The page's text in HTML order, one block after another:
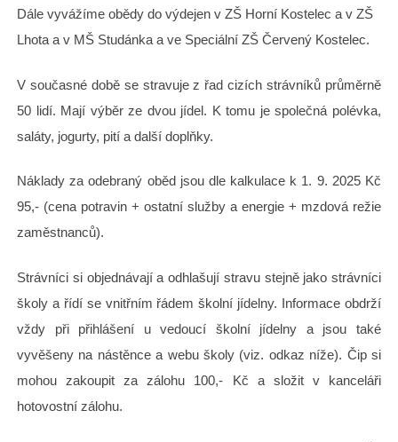
Dále vyvážíme obědy do výdejen v ZŠ Horní Kostelec a v ZŠ
Lhota a v MŠ Studánka a ve Speciální ZŠ Červený Kostelec.
V současné době se stravuje z řad cizích strávníků průměrně
50 lidí. Mají výběr ze dvou jídel. K tomu je společná polévka,
saláty, jogurty, pití a další doplňky.
Náklady za odebraný oběd jsou dle kalkulace k 1. 9. 2025 Kč
95,- (cena potravin + ostatní služby a energie + mzdová režie
zaměstnanců).
Strávníci si objednávají a odhlašují stravu stejně jako strávníci
školy a řídí se vnitřním řádem školní jídelny. Informace obdrží
vždy při přihlášení u vedoucí školní jídelny a jsou také
vyvěšeny na nástěnce a webu školy (viz. odkaz níže). Čip si
mohou zakoupit za zálohu 100,- Kč a složit v kanceláři
hotovostní zálohu.